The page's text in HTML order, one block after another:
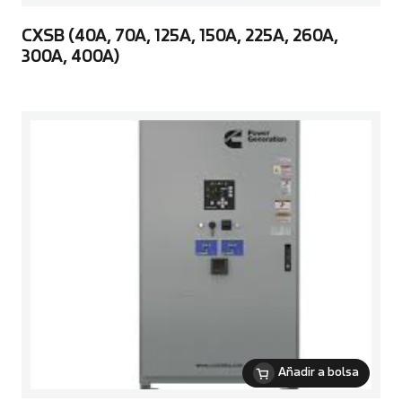
CXSB (40A, 70A, 125A, 150A, 225A, 260A,
300A, 400A)
Añadir a bolsa